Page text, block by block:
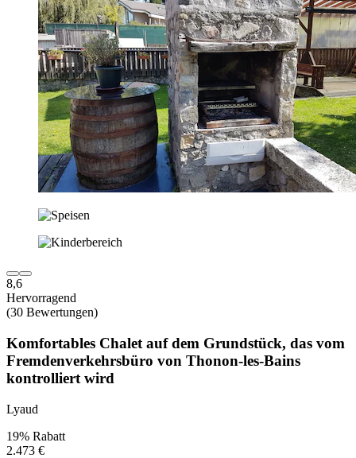
8,6
Hervorragend
(30 Bewertungen)
Komfortables Chalet auf dem Grundstück, das vom
Fremdenverkehrsbüro von Thonon-les-Bains
kontrolliert wird
Lyaud
19% Rabatt
2.473 €